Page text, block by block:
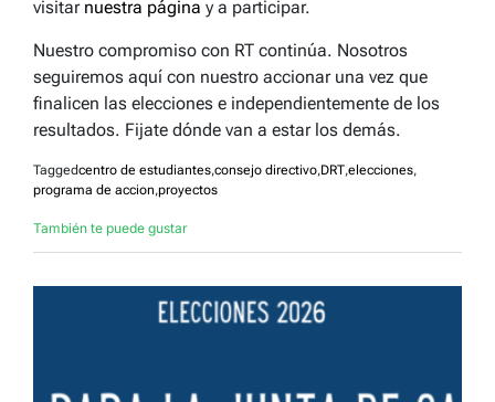
visitar nuestra página y a participar.
Nuestro compromiso con RT continúa. Nosotros
seguiremos aquí con nuestro accionar una vez que
finalicen las elecciones e independientemente de los
resultados. Fijate dónde van a estar los demás.
Taggedcentro de estudiantes,consejo directivo,DRT,elecciones,
programa de accion,proyectos
También te puede gustar